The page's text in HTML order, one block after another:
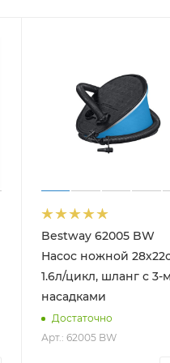
Bestway 62005 BW
Насос ножной
1.6л/цикл, шланг с 3-
насадками
Достаточно
Арт.: 62005 BW